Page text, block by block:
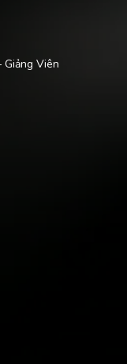
Giảng Viên